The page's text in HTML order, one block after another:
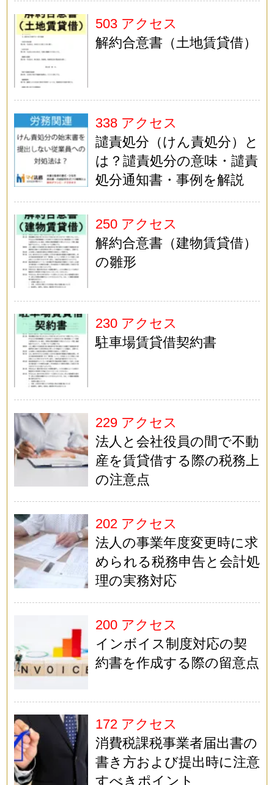
503 アクセス
解約合意書（土地賃貸借）
338 アクセス
譴責処分（けん責処分）と
は？譴責処分の意味・譴責
処分通知書・事例を解説
250 アクセス
解約合意書（建物賃貸借）
の雛形
230 アクセス
駐車場賃貸借契約書
229 アクセス
法人と会社役員の間で不動
産を賃貸借する際の税務上
の注意点
202 アクセス
法人の事業年度変更時に求
められる税務申告と会計処
理の実務対応
200 アクセス
インボイス制度対応の契
約書を作成する際の留意点
172 アクセス
消費税課税事業者届出書の
書き方および提出時に注意
すべきポイント